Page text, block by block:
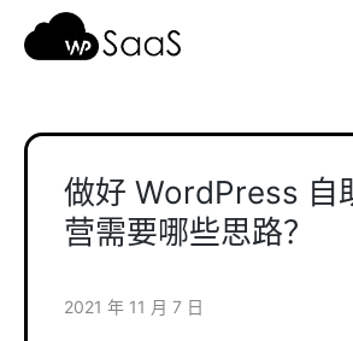
做好 WordPress 自
营需要哪些思路？
2021 年 11 月 7 日